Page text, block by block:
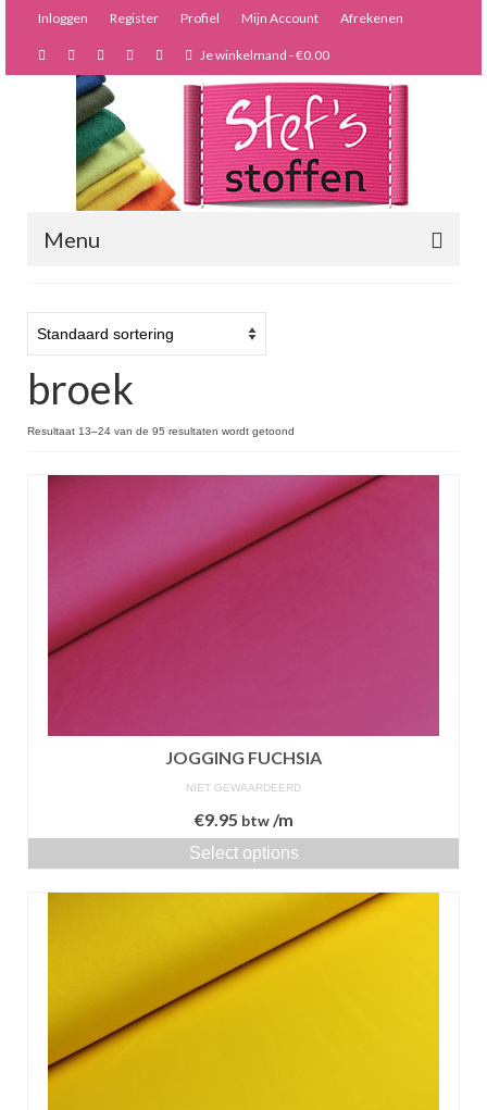
Inloggen Register Profiel Mijn Account Afrekenen
Je winkelmand -€0.00
Menu
Webshop
Bijzondere creaties
Forums
Over ons
broek
Resultaat 13–24 van de 95 resultaten wordt getoond
JOGGING FUCHSIA
NIET GEWAARDEERD
€9.95 btw/m
Select options